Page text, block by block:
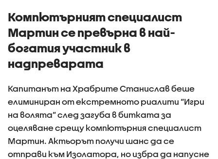
Компютърният специалист
Мартин се превърна в най-
богатия участник в
надпреварата
Капитанът на Храбрите Станислав беше
елиминиран от екстремното риалити “Игри
на волята” след загуба в битката за
оцеляване срещу компютърния специалист
Мартин. Актьорът получи шанс да се
отправи към Изолатора, но избра да напусне